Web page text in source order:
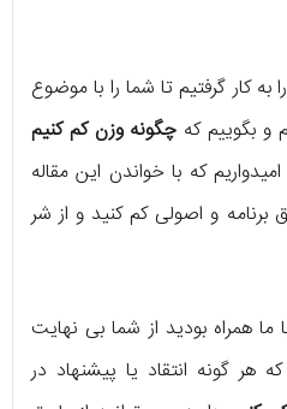
کار گرفتیم تا شما را با موضوع
و بگوییم که چگونه وزن کم کنیم
که با خواندن این مقاله
برنامه و اصولی کم کنید و از شر
ما همراه بودید از شما بی نهایت
گونه انتقاد یا پیشنهاد در